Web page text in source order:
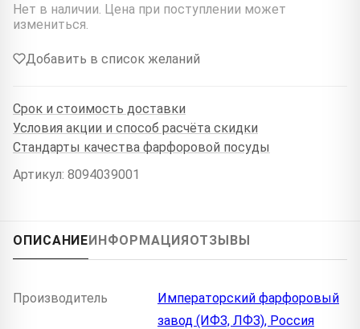
Нет в наличии. Цена при поступлении может
измениться.
Добавить в список желаний
Срок и стоимость доставки
Условия акции и способ расчёта скидки
Стандарты качества фарфоровой посуды
Артикул: 8094039001
ОПИСАНИЕИНФОРМАЦИЯОТЗЫВЫ
Производитель
Императорский фарфоровый
завод (ИФЗ, ЛФЗ), Россия